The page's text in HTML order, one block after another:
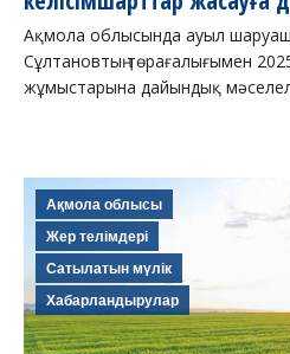
Ақмола облысында ауыл
Сұлтановтың төрағалығымен
жұмыстарына дайындық
Ақмола облысы
Жер телімдері
Сатылатын мүлік
Хабарландырулар